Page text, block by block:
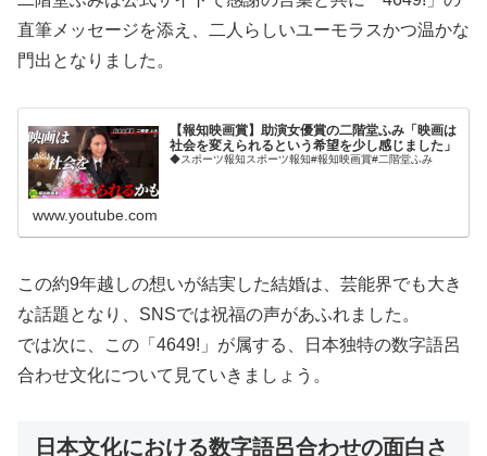
直筆メッセージを添え、二人らしいユーモラスかつ温かな
門出となりました。
【報知映画賞】助演女優賞の二階堂ふみ「映画は
社会を変えられるという希望を少し感じました」
◆スポーツ報知スポーツ報知#報知映画賞#二階堂ふみ
www.youtube.com
この約9年越しの想いが結実した結婚は、芸能界でも大き
な話題となり、SNSでは祝福の声があふれました。
では次に、この「4649!」が属する、日本独特の数字語呂
合わせ文化について見ていきましょう。
日本文化における数字語呂合わせの面白さ